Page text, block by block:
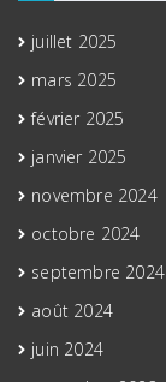
juillet 2025
mars 2025
février 2025
janvier 2025
novembre 2024
octobre 2024
septembre 2024
août 2024
juin 2024